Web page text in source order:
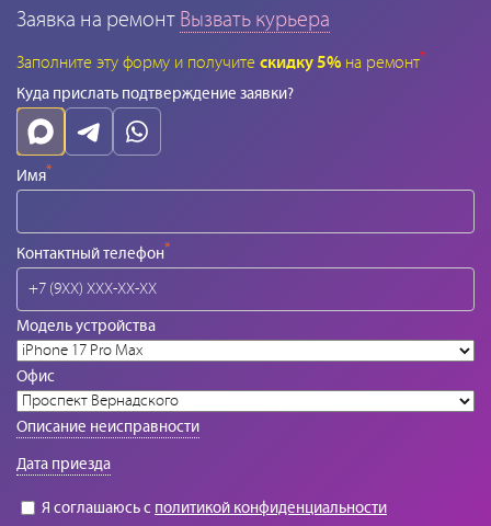
Заявка на ремонт Вызвать курьера
Заполните эту форму и получите скидку 5% на ремонт*
Куда прислать подтверждение заявки?
Имя*
Контактный телефон*
Модель устройства
Офис
Описание неисправности
Дата приезда
Я соглашаюсь с политикой конфиденциальности